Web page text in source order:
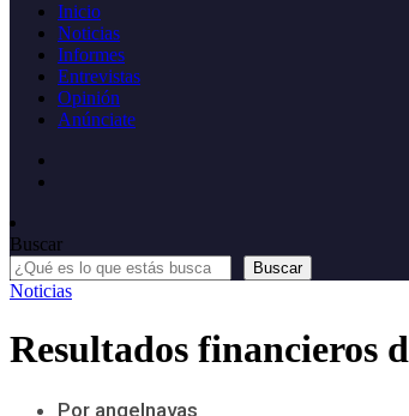
Inicio
Noticias
Informes
Entrevistas
Opinión
Anúnciate
Buscar
Buscar
Noticias
Resultados financieros
Por angelnavas